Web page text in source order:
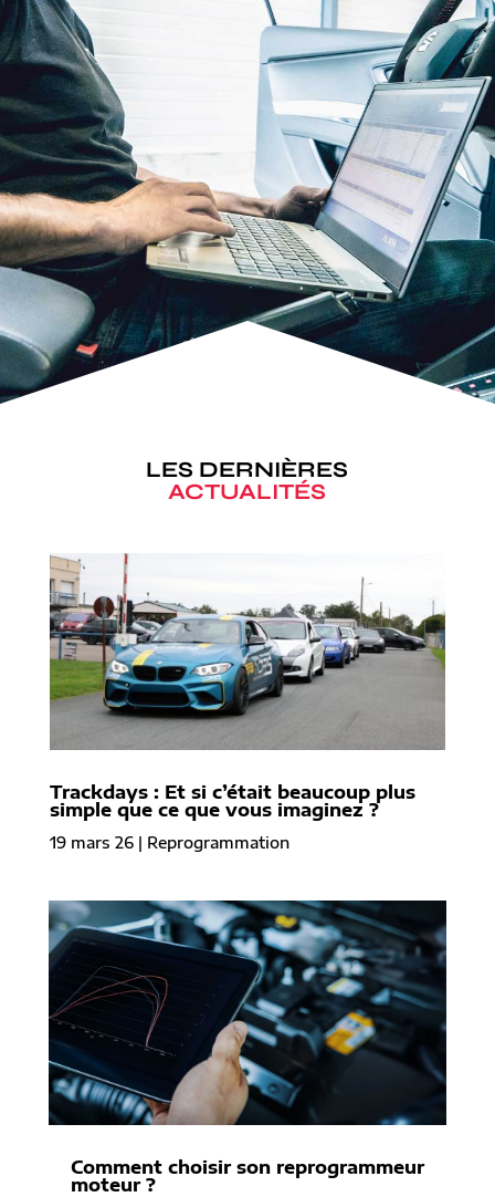
LES DERNIÈRES
ACTUALITÉS
Trackdays : Et si c’était beaucoup plus
simple que ce que vous imaginez ?
19 mars 26| Reprogrammation
Comment choisir son reprogrammeur
moteur ?